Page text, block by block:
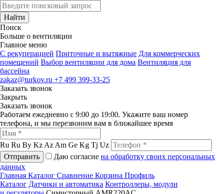
Найти
Поиск
Больше о вентиляции
Главное меню
C рекуперацией Приточные и вытяжные Для коммерческих
помещений Выбор вентиляции для дома Вентиляция для
бассейна
zakaz@turkov.ru +7 499 399-33-25
Заказать звонок
Закрыть
Заказать звонок
Работаем ежедневно с 9:00 до 19:00. Укажите ваш номер
телефона, и мы перезвоним вам в ближайшее время
Ru Ru By Kz Az Am Ge Kg Tj Uz
Отправить
Даю согласие на обработку своих персональных
данных
Главная Каталог Сравнение Корзина Профиль
Каталог Датчики и автоматика Контроллеры, модули